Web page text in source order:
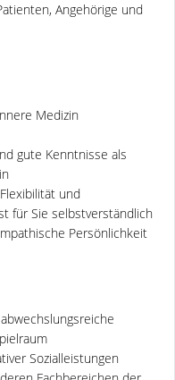
Angehörige und
Medizin
gute Kenntnisse als
und
für Sie selbstverständlich
Persönlichkeit
Sozialleistungen